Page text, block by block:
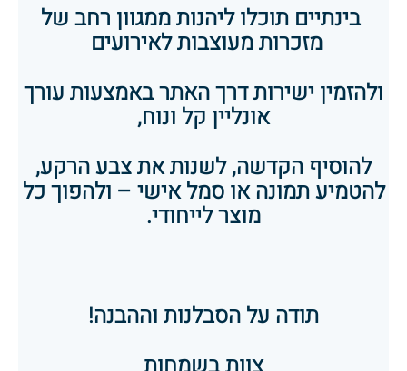
בינתיים תוכלו ליהנות ממגוון רחב של
מזכרות מעוצבות לאירועים
ולהזמין ישירות דרך האתר באמצעות עורך
אונליין קל ונוח,
להוסיף הקדשה, לשנות את צבע הרקע,
להטמיע תמונה או סמל אישי – ולהפוך כל
מוצר לייחודי.
תודה על הסבלנות וההבנה!